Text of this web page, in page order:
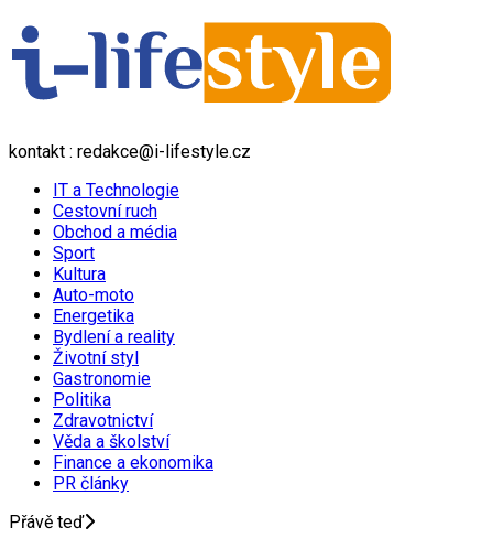
kontakt : redakce@i-lifestyle.cz
IT a Technologie
Cestovní ruch
Obchod a média
Sport
Kultura
Auto-moto
Energetika
Bydlení a reality
Životní styl
Gastronomie
Politika
Zdravotnictví
Věda a školství
Finance a ekonomika
PR články
Přávě teď